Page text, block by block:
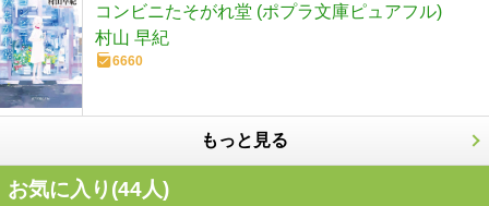
コンビニたそがれ堂 (ポプラ文庫ピュアフル)
村山 早紀
6660
もっと見る
お気に入り(44人)